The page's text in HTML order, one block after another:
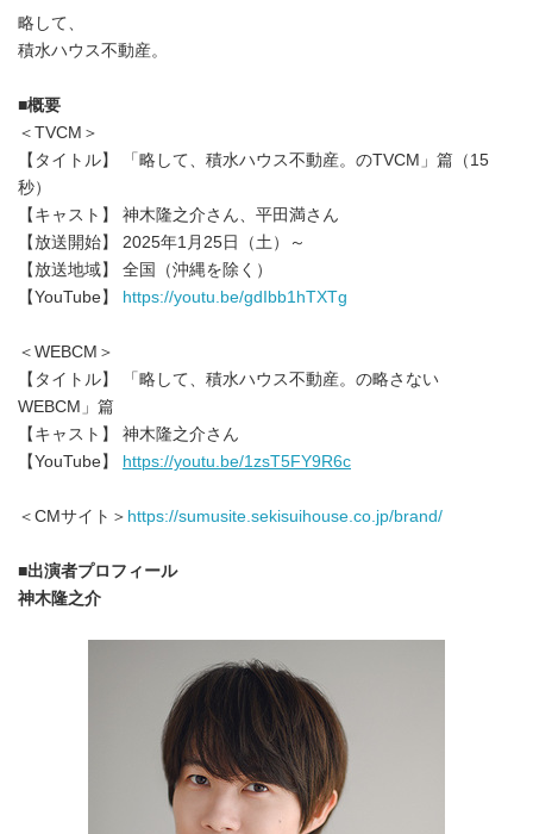
略して、
積水ハウス不動産。
■概要
＜TVCM＞
【タイトル】 「略して、積水ハウス不動産。のTVCM」篇（15
秒）
【キャスト】 神木隆之介さん、平田満さん
【放送開始】 2025年1月25日（土）～
【放送地域】 全国（沖縄を除く）
【YouTube】
https://youtu.be/gdIbb1hTXTg
＜WEBCM＞
【タイトル】 「略して、積水ハウス不動産。の略さない
WEBCM」篇
【キャスト】 神木隆之介さん
【YouTube】
https://youtu.be/1zsT5FY9R6c
＜CMサイト＞ https://sumusite.sekisuihouse.co.jp/brand/
■出演者プロフィール
神木隆之介